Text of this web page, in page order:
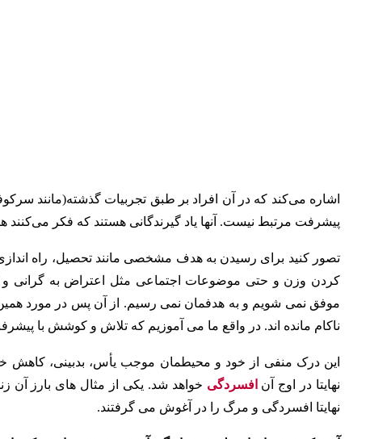
اشاره می‌کند که در آن افراد بر طبق تجربیات گذشته(مانند
پیشرفت مرتبط نیست. آنها یاد گیرندگانی هستند که فکر می‌کنند
تصور کنید برای رسیدن به هدف مشخصی مانند تحصیل، راه
کردن وزن و حتی موضوعات اجتماعی مثل اعتراض به گرانی و
موفق نمی شویم و به هدفمان نمی رسیم. از آن پس در مورد
ناکام مانده اند. در واقع ما می آموزیم که تلاش و کوشش با
این درک منفی از خود و محیطمان موجب یأس، بدبینی، کاهش
نهایتا در اوج آن افسردگی خواهد شد. یکی از مثال های بارز آن
نهایتا افسردگی و مرگ را در آغوش می گرفتند.